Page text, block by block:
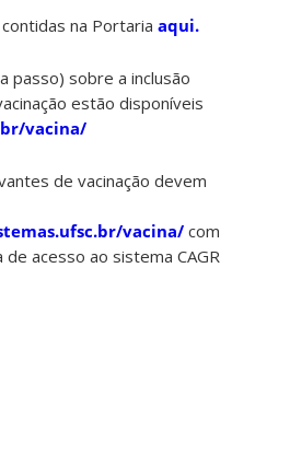
na Portariaaqui.
passo) sobre a inclusão
estão disponíveis
vacina/
de vacinação devem
vacina/ com
acesso ao sistema CAGR